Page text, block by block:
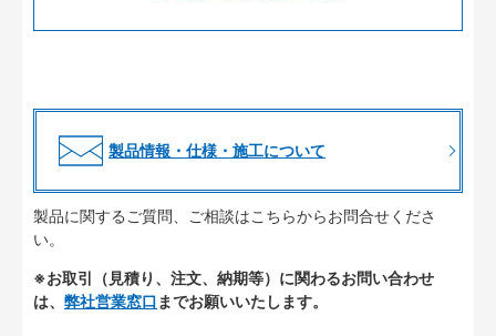
製品情報・仕様・施工について
製品に関するご質問、ご相談はこちらからお問合せくださ
い。
※お取引（見積り、注文、納期等）に関わるお問い合わせ
は、 弊社営業窓口 までお願いいたします。